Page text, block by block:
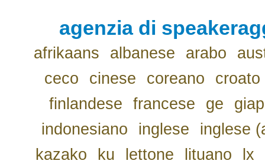
agenzia di
afrikaans albanese arabo
ceco
cinese coreano
croato
finlandese
francese ge
indonesiano
inglese
inglese
kazako
ku lettone lituano lx